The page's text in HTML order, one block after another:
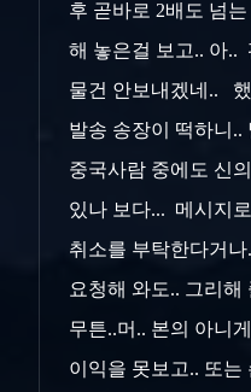
후 곧바로 2배도 넘
해 놓은걸 보고.. 아..
물건 안보내겠네..
발송 송장이 떡하니..
중국사람 중에도 신
있나 보다... 메시지
취소를 부탁한다거
요청해 와도.. 그리
무튼..머.. 본의 아니
이익을 못보고.. 또는